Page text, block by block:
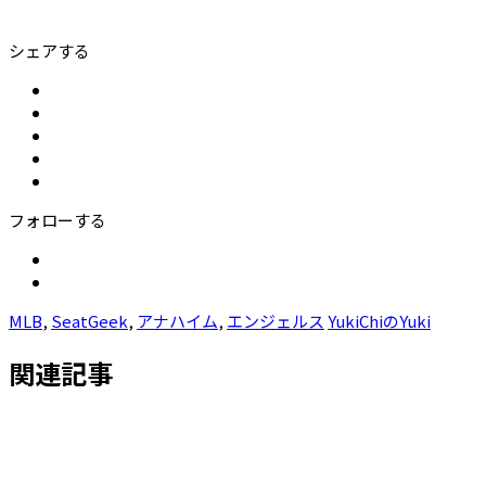
シェアする
フォローする
MLB, SeatGeek, アナハイム, エンジェルスYukiChiのYuki
関連記事